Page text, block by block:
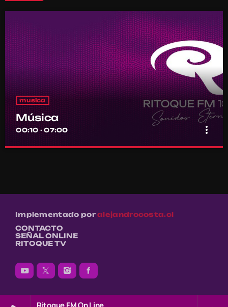
musica
Música
00:10 - 07:00 more_vert
Música
Implementado poralejandrocosta.cl
CONTACTO
SEÑAL ONLINE
RITOQUE TV